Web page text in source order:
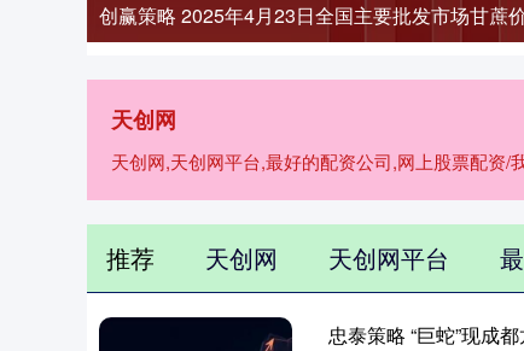
创赢策略 2025年4月23日全国主要批发市场甘蔗
天创网
天创网,天创网平台,最好的配资公司,网上股票配资/
推荐 天创网 天创网平台
忠泰策略 “巨蛇”现成